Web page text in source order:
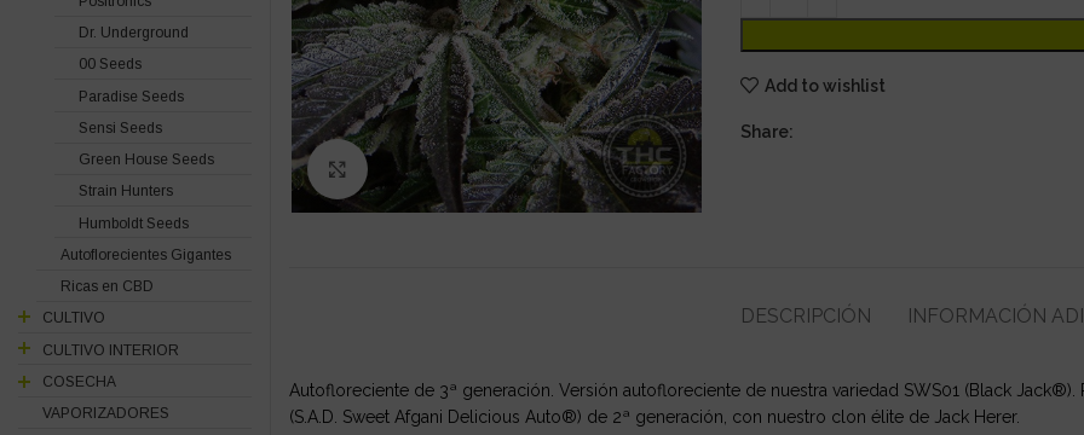
Click to enlarge
Add to wishlist
Share:
DESCRIPCIÓN INFORMACIÓN
Autofloreciente de 3ª generación. Versión autofloreciente de nuestra variedad SWS01 (Black
(S.A.D. Sweet Afgani Delicious Auto®) de 2ª generación, con nuestro clon élite de Jack Herer.
Dr. Underground
00 Seeds
Paradise Seeds
Sensi Seeds
Green House Seeds
Strain Hunters
Humboldt Seeds
Autoflorecientes Gigantes
Ricas en CBD
CULTIVO
CULTIVO INTERIOR
COSECHA
VAPORIZADORES